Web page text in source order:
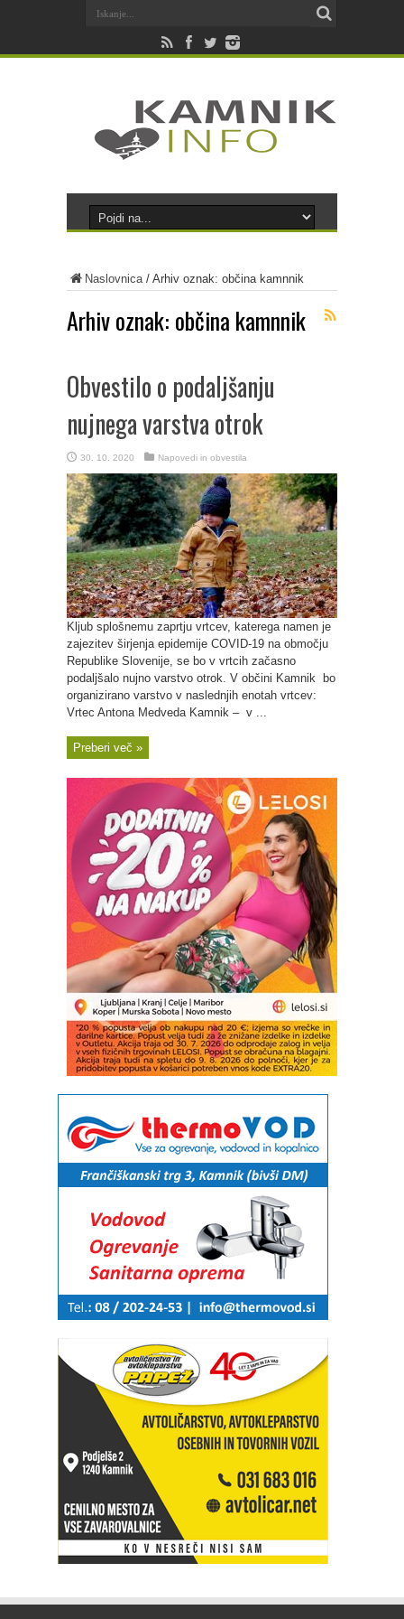
Naslovnica/ Arhiv oznak: občina kamnnik
Arhiv oznak: občina kamnnik
Obvestilo o podaljšanju
nujnega varstva otrok
30. 10. 2020 Napovedi in obvestila
Kljub splošnemu zaprtju vrtcev, katerega namen je
zajezitev širjenja epidemije COVID-19 na območju
Republike Slovenije, se bo v vrtcih začasno
podaljšalo nujno varstvo otrok. V občini Kamnik bo
organizirano varstvo v naslednjih enotah vrtcev:
Vrtec Antona Medveda Kamnik – v ...
Preberi več »